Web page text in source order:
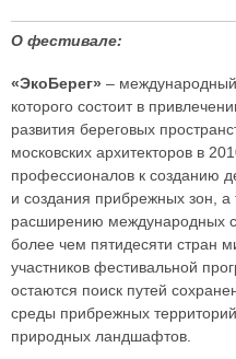
О фестивале:
«ЭкоБерег» –
которого состоит в
развития береговых
московских архитекторов в
профессионалов к созданию
и создания прибрежных зон, а
расширению международных
более чем пятидесяти стран
участников фестивальной
остаются поиск путей
среды прибрежных
природных ландшафтов.